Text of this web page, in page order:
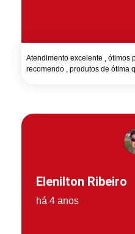
Atendimento excelente , ótimos
recomendo , produtos de ótima
Elenilton Ribeiro
há 4 anos